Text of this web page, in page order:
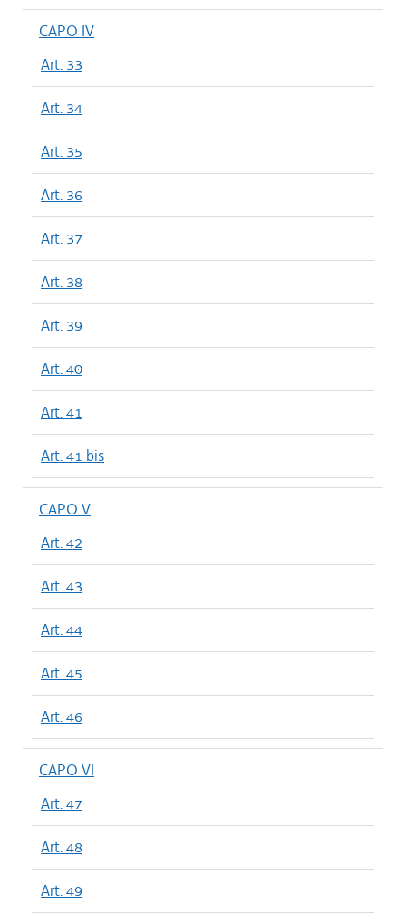
CAPO IV
Art. 33
Art. 34
Art. 35
Art. 36
Art. 37
Art. 38
Art. 39
Art. 40
Art. 41
Art. 41 bis
CAPO V
Art. 42
Art. 43
Art. 44
Art. 45
Art. 46
CAPO VI
Art. 47
Art. 48
Art. 49